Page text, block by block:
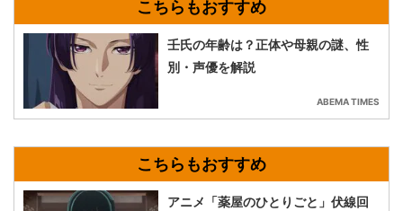
壬氏の年齢は？正体や母親の謎、性
別・声優を解説
ABEMA TIMES
アニメ「薬屋のひとりごと」伏線回